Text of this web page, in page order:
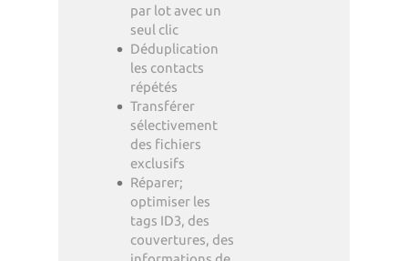
par lot avec un
seul clic
Déduplication
les contacts
répétés
Transférer
sélectivement
des fichiers
exclusifs
Réparer;
optimiser les
tags ID3, des
couvertures, des